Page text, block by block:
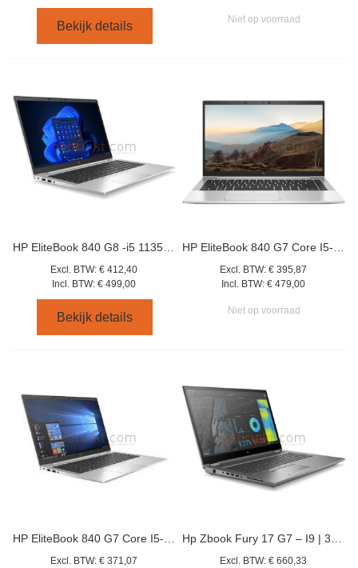
Bekijk details Niet op voorraad
HP EliteBook 840 G8 -i5 1135G7-16GB-512GB- Win11
Excl. BTW: € 412,40
Incl. BTW: € 499,00
Bekijk details
HP EliteBook 840 G7 Core I5-10310- 16GB- 512GB
Excl. BTW: € 395,87
Incl. BTW: € 479,00
Niet op voorraad
HP EliteBook 840 G7 Core I5-10310- 8GB- 256GB
Excl. BTW: € 371,07
Hp Zbook Fury 17 G7 – I9 | 32gb Ram | 512gb Ssd | Quadro Rtx 3000 | 4k Uhd 17.3
Excl. BTW: € 660,33